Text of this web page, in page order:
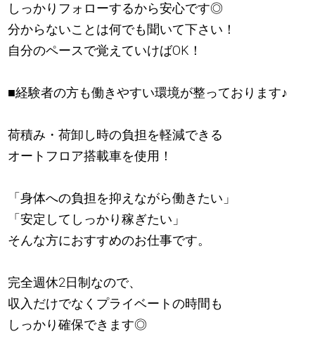
しっかりフォローするから安心です◎
分からないことは何でも聞いて下さい！
自分のペースで覚えていけばOK！
■経験者の方も働きやすい環境が整っております♪
荷積み・荷卸し時の負担を軽減できる
オートフロア搭載車を使用！
「身体への負担を抑えながら働きたい」
「安定してしっかり稼ぎたい」
そんな方におすすめのお仕事です。
完全週休2日制なので、
収入だけでなくプライベートの時間も
しっかり確保できます◎